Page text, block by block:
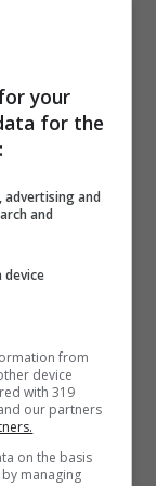
a due
il
i mezzi
solo a
è
corsia a
è in
presenza
your
for the
advertising and
and
device
from
device
with 319
our partners
on the basis
managing